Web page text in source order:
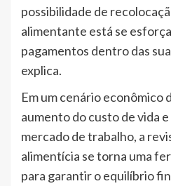
possibilidade de
alimentante está se
pagamentos dentro das
explica.
Em um cenário econômico
aumento do custo de vida
mercado de trabalho, a
alimentícia se torna uma
para garantir o equilíbrio